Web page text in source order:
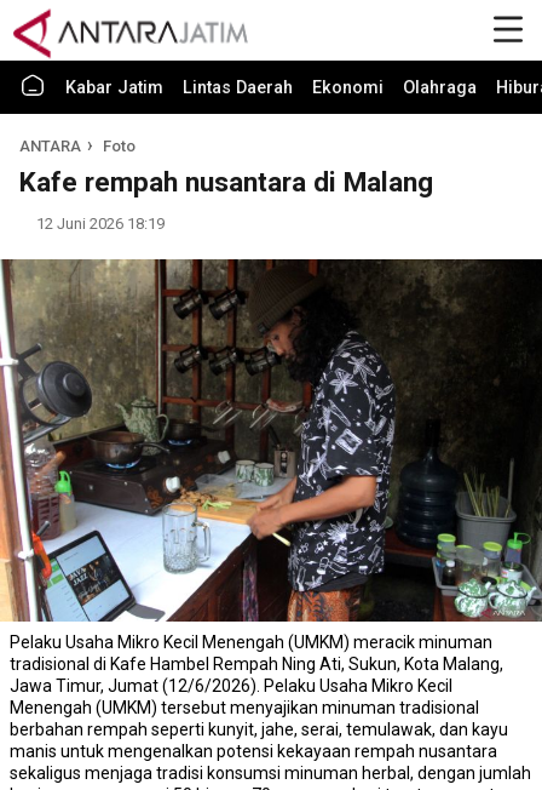
Kabar Jatim Lintas Daerah Ekonomi Olahraga
ANTARA Foto
Kafe rempah nusantara di Malang
12 Juni 2026 18:19
Pelaku Usaha Mikro Kecil Menengah (UMKM) meracik minuman
tradisional di Kafe Hambel Rempah Ning Ati, Sukun, Kota Malang,
Jawa Timur, Jumat (12/6/2026). Pelaku Usaha Mikro Kecil
Menengah (UMKM) tersebut menyajikan minuman tradisional
berbahan rempah seperti kunyit, jahe, serai, temulawak, dan kayu
manis untuk mengenalkan potensi kekayaan rempah nusantara
sekaligus menjaga tradisi konsumsi minuman herbal, dengan jumlah